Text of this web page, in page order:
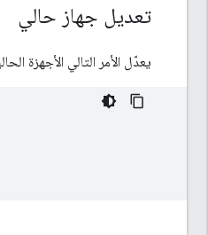
تعديل جهاز حالي
يعدّل الأمر التالي الأجهزة